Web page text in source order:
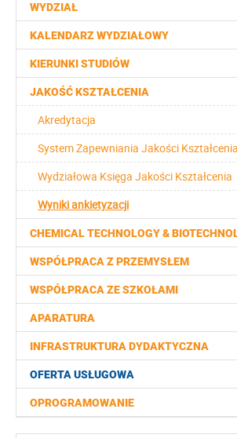
WYDZIAŁ
KALENDARZ WYDZIAŁOWY
KIERUNKI STUDIÓW
JAKOŚĆ KSZTAŁCENIA
Akredytacja
System Zapewniania Jakości Kształcenia
Wydziałowa Księga Jakości Kształcenia
Wyniki ankietyzacji
CHEMICAL TECHNOLOGY &
WSPÓŁPRACA Z PRZEMYSŁEM
WSPÓŁPRACA ZE SZKOŁAMI
APARATURA
INFRASTRUKTURA DYDAKTYCZNA
OFERTA USŁUGOWA
OPROGRAMOWANIE